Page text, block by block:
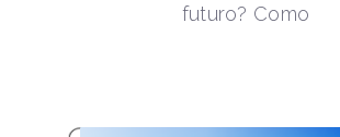
futuro? Como